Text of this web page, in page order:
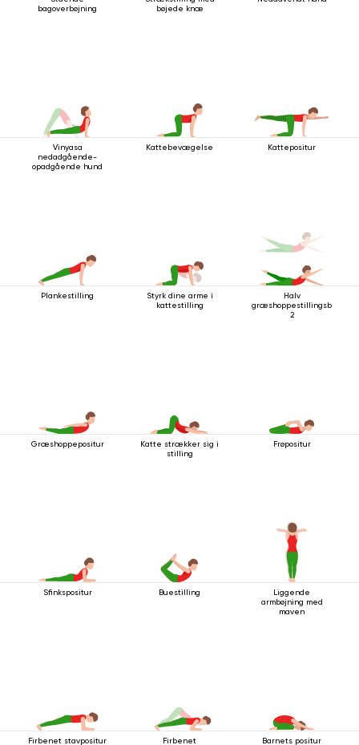
bagoverbøjning
bøjede knæ
Vinyasa
nedadgående-
opadgående hund
Kattebevægelse Kattepositur
Plankestilling
Styrk dine arme i
kattestilling
Halv
2
Græshoppepositur
Katte strækker sig i
stilling
Frøpositur
Sfinkspositur Buestilling
Liggende
armbøjning med
maven
Firbenet stavpositur Firbenet Barnets positur